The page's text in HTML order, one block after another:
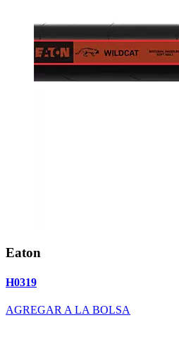
Eaton
H0319
AGREGAR A LA BOLSA